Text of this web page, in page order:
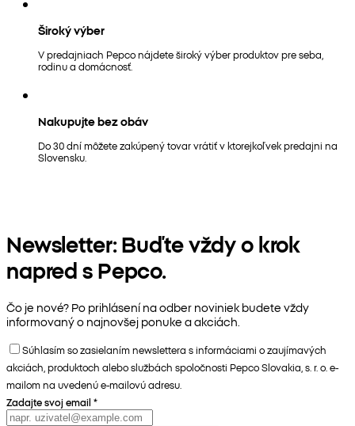
Široký výber
V predajniach Pepco nájdete široký výber produktov pre seba,
rodinu a domácnosť.
Nakupujte bez obáv
Do 30 dní môžete zakúpený tovar vrátiť v ktorejkoľvek predajni na
Slovensku.
Newsletter: Buďte vždy o krok
napred s Pepco.
Čo je nové? Po prihlásení na odber noviniek budete vždy
informovaný o najnovšej ponuke a akciách.
Súhlasím so zasielaním newslettera s informáciami o zaujímavých
akciách, produktoch alebo službách spoločnosti Pepco Slovakia, s. r. o. e-
mailom na uvedenú e-mailovú adresu.
Zadajte svoj email *